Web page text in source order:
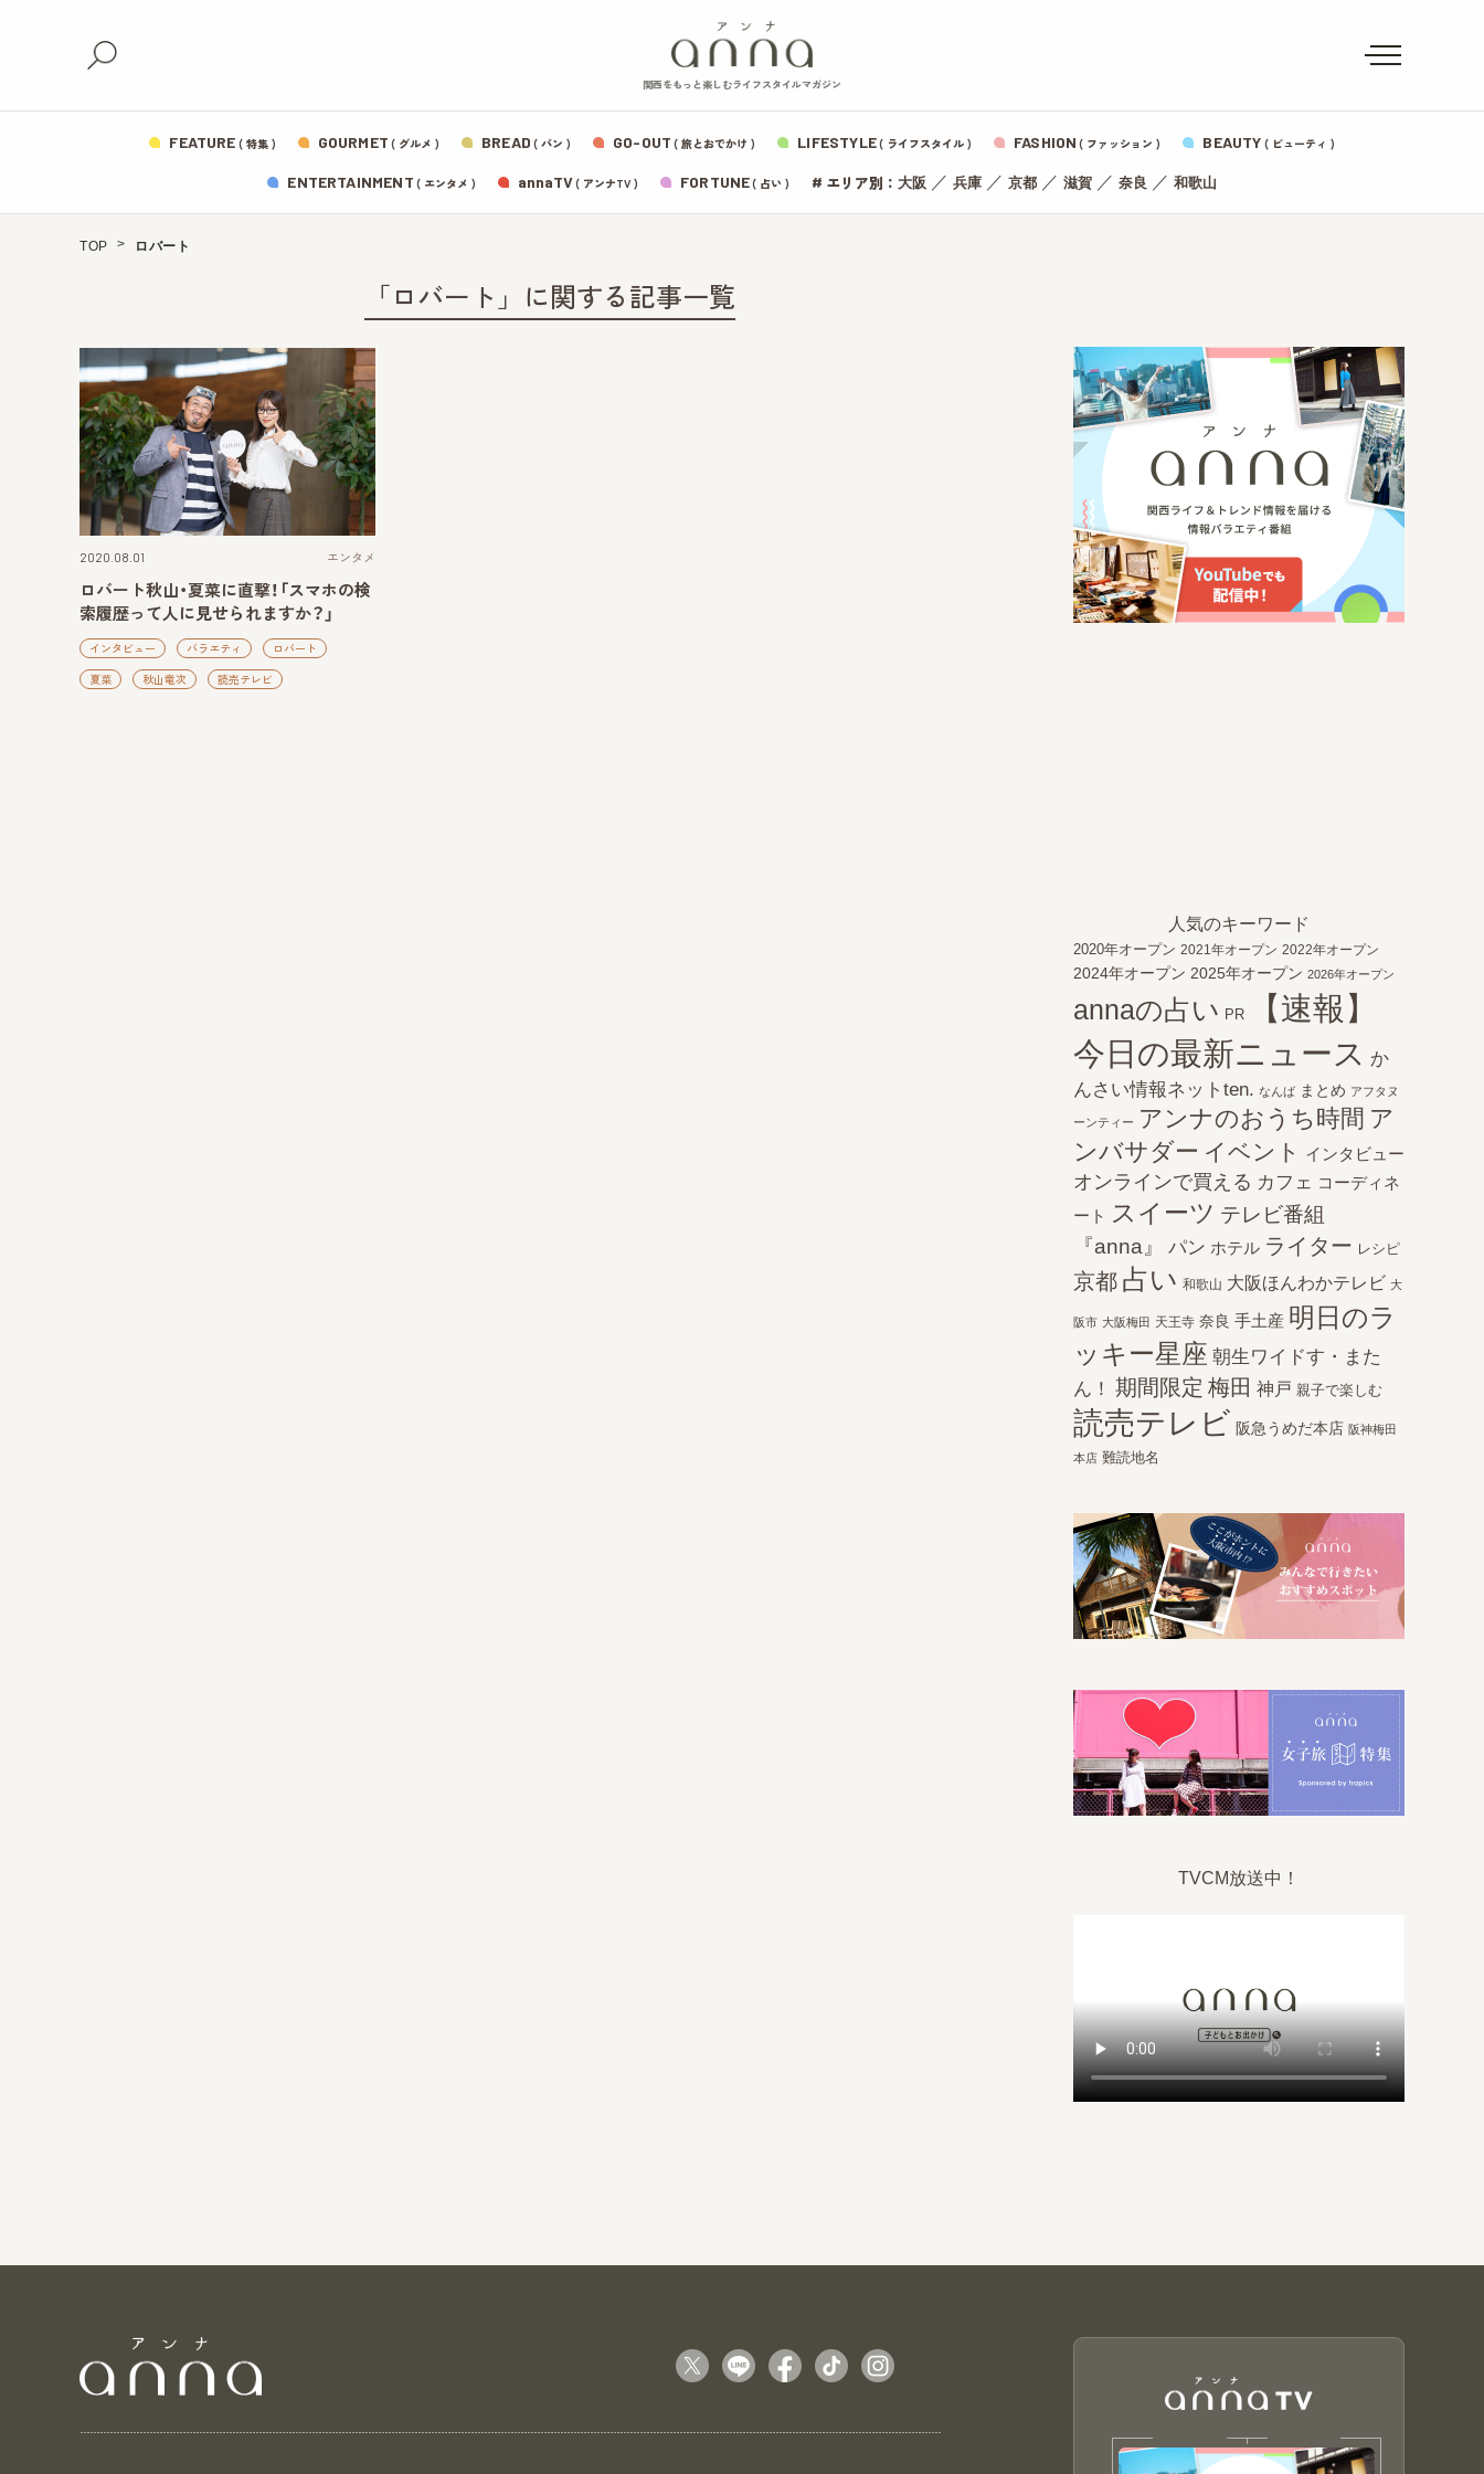
関西をもっと楽しむライフスタイルマガジン
FEATURE ( 特集 ) GOURMET ( グルメ ) BREAD ( パン ) GO-OUT ( 旅とおでかけ ) LIFESTYLE( ライフスタイル ) FASHION ( ファッション ) BEAUTY ( ビューティ )
ENTERTAINMENT ( エンタメ ) annaTV( アンナTV ) FORTUNE( 占い ) # エリア別： 大阪 ／ 兵庫／ 京都／ 滋賀／ 奈良 ／ 和歌山
TOP ロバート
「ロバート」に関する記事一覧
2020.08.01 エンタメ
ロバート秋山・夏菜に直撃！「スマホの検
索履歴って人に見せられますか？」
インタビュー バラエティ ロバート
夏菜 秋山竜次 読売テレビ
人気のキーワード
2020年オープン 2021年オープン 2022年オープン
2024年オープン 2025年オープン 2026年オープン
annaの占い PR
【速報】
今日の最新ニュース か
んさい情報ネットten. なんば まとめ アフタヌ
ーンティー アンナのおうち時間 ア
ンバサダー イベント インタビュー
オンラインで買える カフェ コーディネ
ート
スイーツ テレビ番組
『anna』
パン ホテル ライター レシピ
京都 占い 和歌山 大阪ほんわかテレビ 大
阪市 大阪梅田 天王寺 奈良 手土産 明日のラ
ッキー星座 朝生ワイドす・また
ん！ 期間限定 梅田 神戸 親子で楽しむ
読売テレビ 阪急うめだ本店 阪神梅田
本店 難読地名
TVCM放送中！